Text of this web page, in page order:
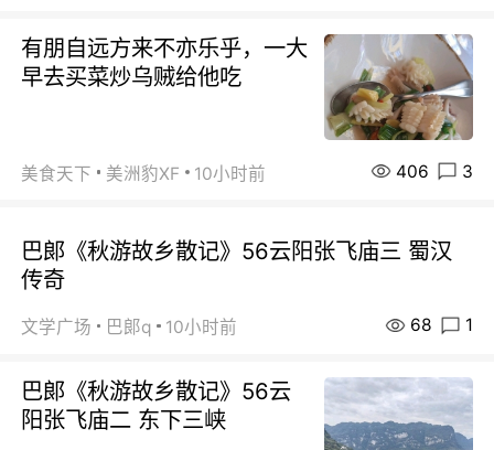
有朋自远方来不亦乐乎，一大
早去买菜炒乌贼给他吃
美食天下 美洲豹XF 10小时前 406 3
巴郞《秋游故乡散记》56云阳张飞庙三 蜀汉
传奇
文学广场 巴郞q 10小时前 68 1
巴郞《秋游故乡散记》56云
阳张飞庙二 东下三峡